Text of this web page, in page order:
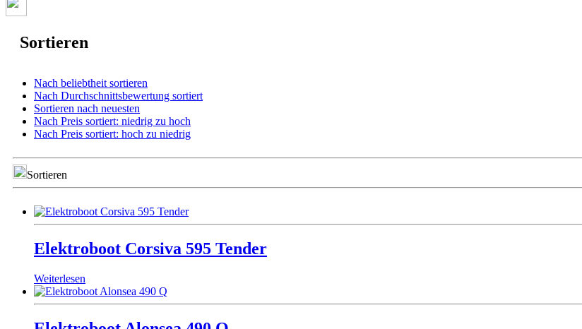
Sortieren
Nach beliebtheit sortieren
Nach Durchschnittsbewertung sortiert
Sortieren nach neuesten
Nach Preis sortiert: niedrig zu hoch
Nach Preis sortiert: hoch zu niedrig
Sortieren
Elektroboot Corsiva 595 Tender
Weiterlesen